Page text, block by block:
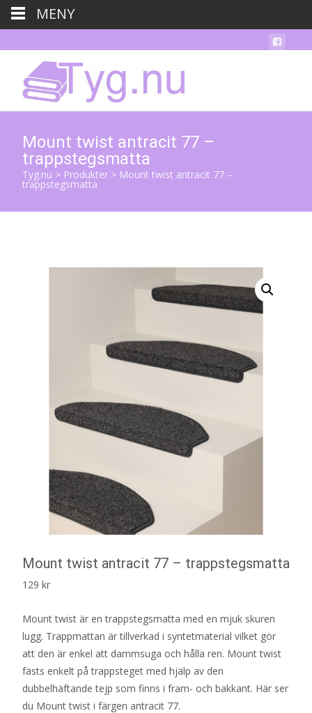
Mount twist antracit 77 –
trappstegsmatta
Tyg.nu > Produkter > Mount twist antracit 77 –
trappstegsmatta
Mount twist antracit 77 – trappstegsmatta
129 kr
Mount twist är en trappstegsmatta med en mjuk skuren
lugg. Trappmattan är tillverkad i syntetmaterial vilket gör
att den är enkel att dammsuga och hålla ren. Mount twist
fästs enkelt på trappsteget med hjälp av den
dubbelhäftande tejp som finns i fram- och bakkant. Här ser
du Mount twist i färgen antracit 77.
MENY